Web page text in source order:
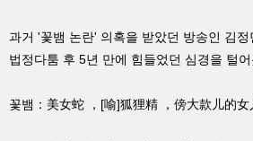
과거 '꽃뱀 논란' 의혹을 받았던 방송인 김
법정다툼 후 5년 만에 힘들었던 심경을 털어
꽃뱀：美女蛇 ，[喻]狐狸精 ，傍大款儿的女